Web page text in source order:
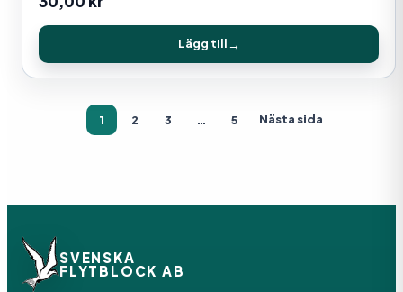
Lägg till
1 2 3 … 5 Nästa sida
SVENSKA
FLYTBLOCK AB